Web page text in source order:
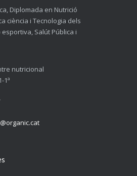
Diplomada en Nutrició
ciència i Tecnologia dels
Salút Pública i
nutricional
1ª